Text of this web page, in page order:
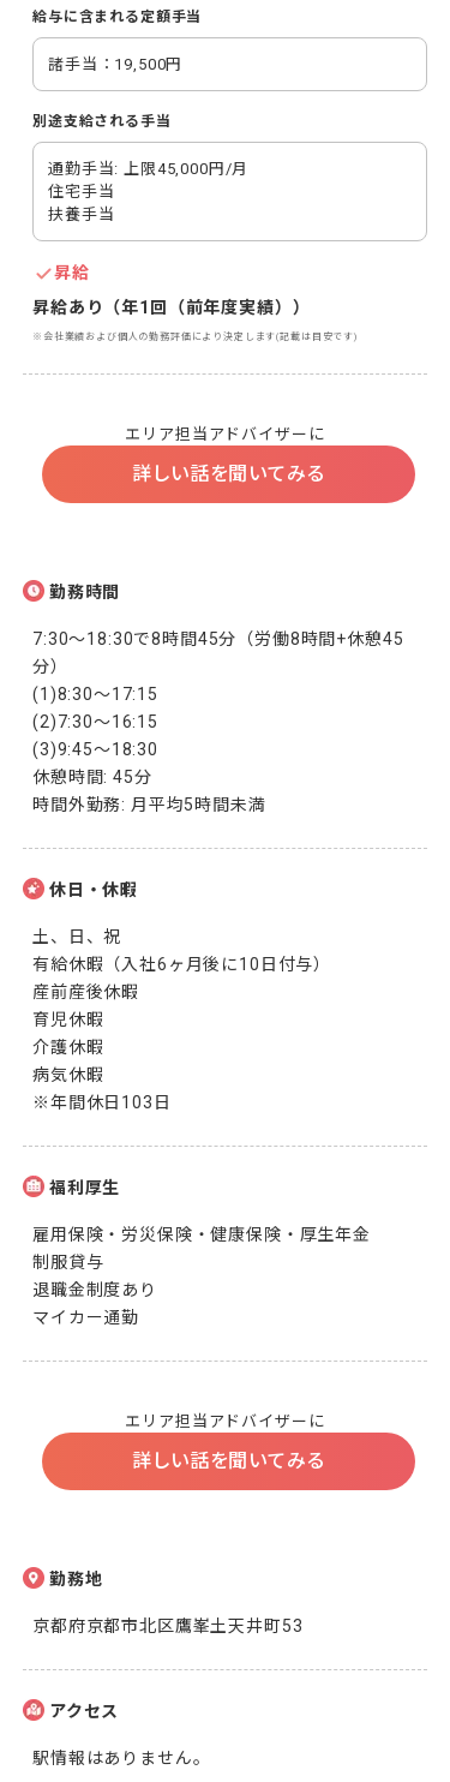
給与に含まれる定額手当
諸手当：19,500円
別途支給される手当
通勤手当: 上限45,000円/月
住宅手当
扶養手当
昇給
昇給あり（年1回（前年度実績））
※会社業績および個人の勤務評価により決定します(記載は目安です)
エリア担当アドバイザーに
詳しい話を聞いてみる
勤務時間
7:30～18:30で8時間45分（労働8時間+休憩45
分）
(1)8:30～17:15
(2)7:30～16:15
(3)9:45～18:30
休憩時間: 45分
時間外勤務: 月平均5時間未満
休日・休暇
土、日、祝
有給休暇（入社6ヶ月後に10日付与）
産前産後休暇
育児休暇
介護休暇
病気休暇
※年間休日103日
福利厚生
雇用保険・労災保険・健康保険・厚生年金
制服貸与
退職金制度あり
マイカー通勤
エリア担当アドバイザーに
詳しい話を聞いてみる
勤務地
京都府京都市北区鷹峯土天井町53
アクセス
駅情報はありません。